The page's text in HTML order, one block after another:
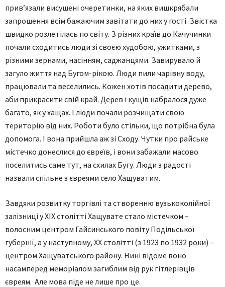
прив’язали висушені очеретинки, на яких вишкрябали
запрошення всім бажаючим завітати до них у гості. Звістка
швидко розлетілась по світу. З різних країв до Качучинки
почали сходитись люди зі своєю худобою, ужитками, з
різними зернами, насінням, саджанцями. Завирувало й
загуло життя над Бугом-рікою. Люди пили чарівну воду,
працювали та веселились. Кожен хотів посадити дерево,
аби прикрасити свій край. Дерев і кущів набралося дуже
багато, як у хащах. І люди почали розчищати свою
територію від них. Роботи було стільки, що потрібна була
допомога. І вона прийшла аж зі Сходу. Чутки про райське
містечко донеслися до євреїв, і вони забажали масово
поселитись саме тут, на схилах Бугу. Люди з радості
назвали спільне з євреями село Хащуватим.
Завдяки розвитку торгівлі та створенню вузькоколійної
залізниці у ХІХ столітті Хащувате стало містечком –
волосним центром Гайсинського повіту Подільської
губернії, а у наступному, ХХ столітті (з 1923 по 1932 роки) –
центром Хащуватського району. Нині відоме воно
насамперед меморіалом загиблим від рук гітлерівців
євреям. Але мова піде не лише про це.